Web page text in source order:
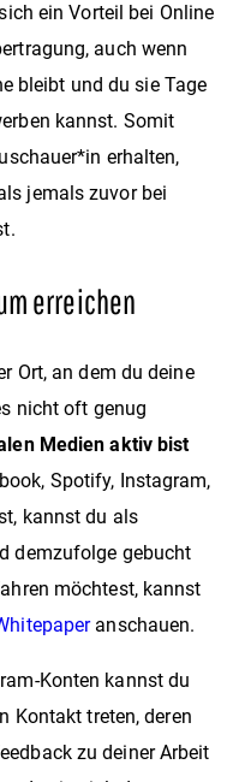
ein Vorteil bei Online
auch wenn
bleibt und du sie Tage
kannst. Somit
erhalten,
jemals zuvor bei
erreichen
Ort, an dem du deine
nicht oft genug
Medien aktiv bist
Spotify, Instagram,
kannst du als
demzufolge gebucht
möchtest, kannst
anschauen.
Konten kannst du
Kontakt treten, deren
zu deiner Arbeit